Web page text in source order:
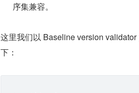
序集兼容。
这里我们以 Baseline version
下：